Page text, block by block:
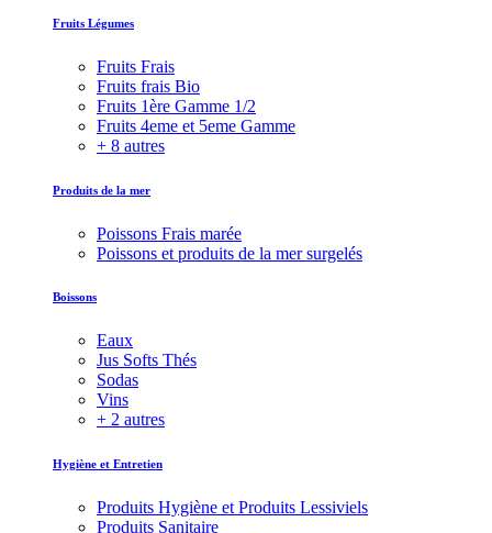
Fruits Légumes
Fruits Frais
Fruits frais Bio
Fruits 1ère Gamme 1/2
Fruits 4eme et 5eme Gamme
+ 8 autres
Produits de la mer
Poissons Frais marée
Poissons et produits de la mer surgelés
Boissons
Eaux
Jus Softs Thés
Sodas
Vins
+ 2 autres
Hygiène et Entretien
Produits Hygiène et Produits Lessiviels
Produits Sanitaire